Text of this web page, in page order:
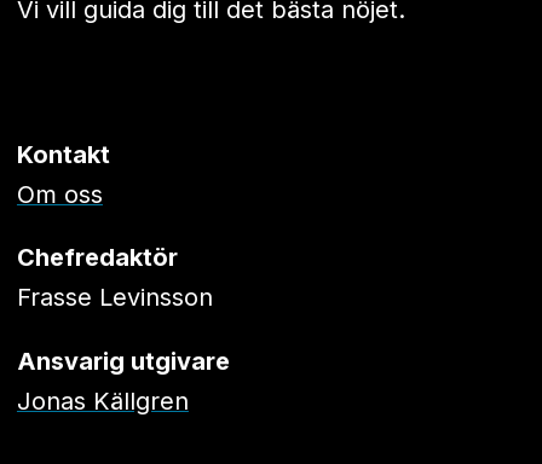
Vi vill guida dig till det bästa nöjet.
Kontakt
Om oss
Chefredaktör
Frasse Levinsson
Ansvarig utgivare
Jonas Källgren